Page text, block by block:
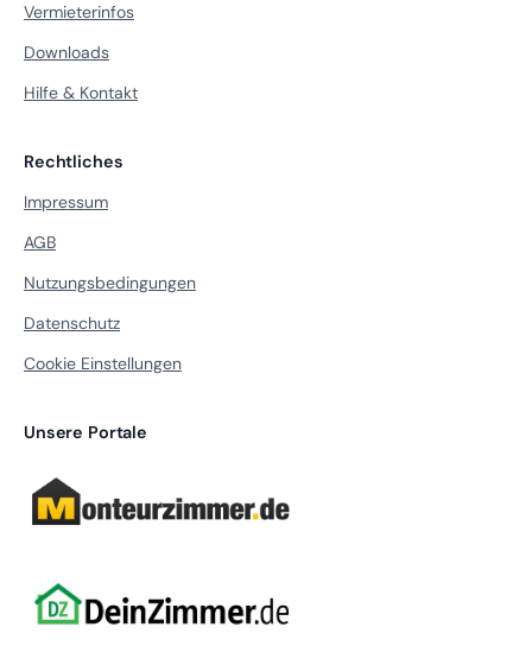
Vermieterinfos
Downloads
Hilfe & Kontakt
Rechtliches
Impressum
AGB
Nutzungsbedingungen
Datenschutz
Cookie Einstellungen
Unsere Portale